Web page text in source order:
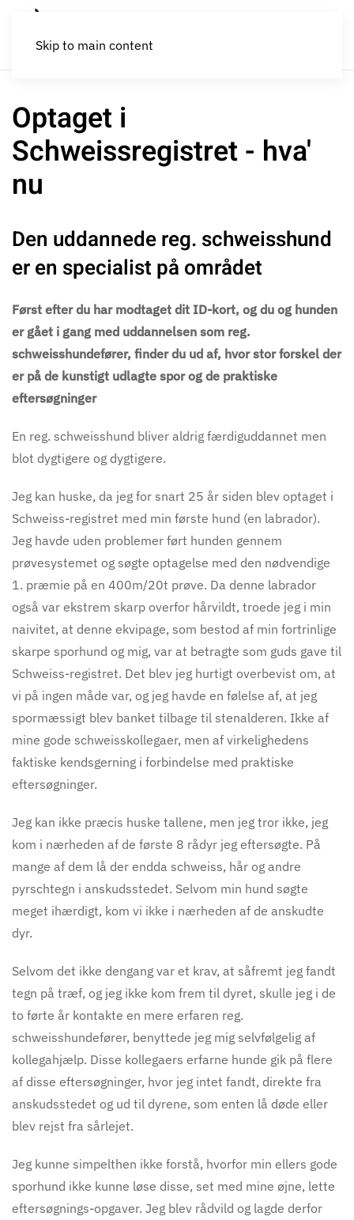
Skip to main content
Optaget i
Schweissregistret - hva'
nu
Den uddannede reg. schweisshund
er en specialist på området
Først efter du har modtaget dit ID-kort, og du og hunden
er gået i gang med uddannelsen som reg.
schweisshundefører, finder du ud af, hvor stor forskel der
er på de kunstigt udlagte spor og de praktiske
eftersøgninger
En reg. schweisshund bliver aldrig færdiguddannet men
blot dygtigere og dygtigere.
Jeg kan huske, da jeg for snart 25 år siden blev optaget i
Schweiss-registret med min første hund (en labrador).
Jeg havde uden problemer ført hunden gennem
prøvesystemet og søgte optagelse med den nødvendige
1. præmie på en 400m/20t prøve. Da denne labrador
også var ekstrem skarp overfor hårvildt, troede jeg i min
naivitet, at denne ekvipage, som bestod af min fortrinlige
skarpe sporhund og mig, var at betragte som guds gave til
Schweiss-registret. Det blev jeg hurtigt overbevist om, at
vi på ingen måde var, og jeg havde en følelse af, at jeg
spormæssigt blev banket tilbage til stenalderen. Ikke af
mine gode schweisskollegaer, men af virkelighedens
faktiske kendsgerning i forbindelse med praktiske
eftersøgninger.
Jeg kan ikke præcis huske tallene, men jeg tror ikke, jeg
kom i nærheden af de første 8 rådyr jeg eftersøgte. På
mange af dem lå der endda schweiss, hår og andre
pyrschtegn i anskudsstedet. Selvom min hund søgte
meget ihærdigt, kom vi ikke i nærheden af de anskudte
dyr.
Selvom det ikke dengang var et krav, at såfremt jeg fandt
tegn på træf, og jeg ikke kom frem til dyret, skulle jeg i de
to førte år kontakte en mere erfaren reg.
schweisshundefører, benyttede jeg mig selvfølgelig af
kollegahjælp. Disse kollegaers erfarne hunde gik på flere
af disse eftersøgninger, hvor jeg intet fandt, direkte fra
anskudsstedet og ud til dyrene, som enten lå døde eller
blev rejst fra sårlejet.
Jeg kunne simpelthen ikke forstå, hvorfor min ellers gode
sporhund ikke kunne løse disse, set med mine øjne, lette
eftersøgnings-opgaver. Jeg blev rådvild og lagde derfor